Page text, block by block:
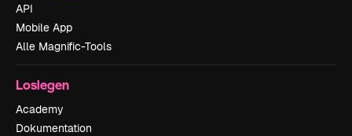
API
Mobile App
Alle Magnific-Tools
Loslegen
Academy
Dokumentation